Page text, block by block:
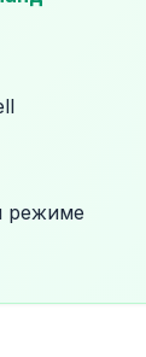
режиме